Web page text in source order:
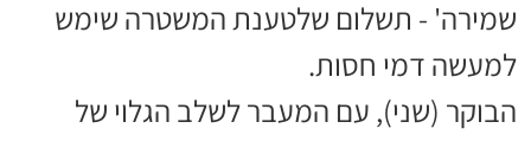
שמירה' - תשלום שלטענת המשטרה שימש
למעשה דמי חסות.
הבוקר (שני), עם המעבר לשלב הגלוי של